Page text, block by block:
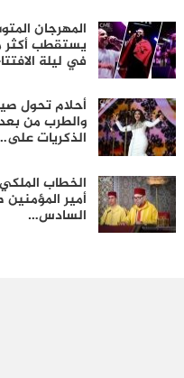
المهرجان
في ليلة
أحلام تحول
والطرب من
الذكريات
الخطاب
أمير
السادس…